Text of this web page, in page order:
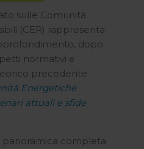
sulle Comunità
(CER) rappresenta
dopo
normativi e
precedente
Energetiche
attuali e sfide
panoramica completa